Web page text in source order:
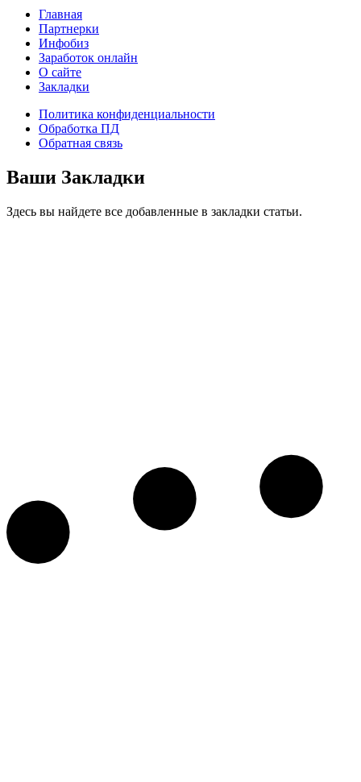
Главная
Партнерки
Инфобиз
Заработок онлайн
О сайте
Закладки
Политика конфиденциальности
Обработка ПД
Обратная связь
Ваши Закладки
Здесь вы найдете все добавленные в закладки статьи.